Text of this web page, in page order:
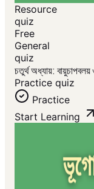
Resource
quiz
Free
General
quiz
চতুর্থ অধ্যায়:
Practice quiz
Practice
Start Learning